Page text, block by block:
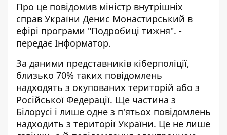
Про це повідомив міністр внутрішніх
справ України Денис Монастирський в
ефірі програми "Подробиці тижня". -
передає Інформатор.
За даними представників кіберполіції,
близько 70% таких повідомлень
надходять з окупованих територій або з
Російської Федерації. Ще частина з
Білорусі і лише одне з п'ятьох повідомлень
надходить з території України. Це не лише